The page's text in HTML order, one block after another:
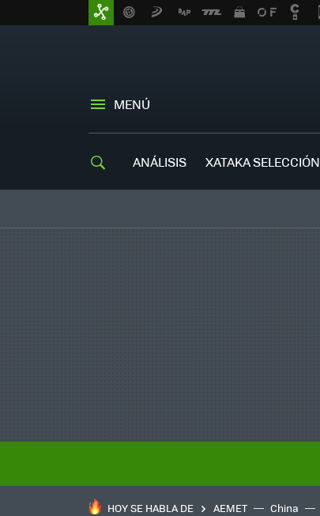
MENÚ
ANÁLISIS XATAKA SELECCIÓN
HOY SE HABLA DE AEMET China